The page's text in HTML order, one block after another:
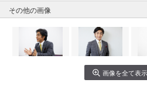
その他の画像
画像を全て表示